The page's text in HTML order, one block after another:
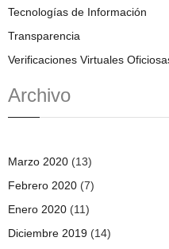
Tecnologías de Información
Transparencia
Verificaciones Virtuales
Archivo
Marzo 2020 (13)
Febrero 2020 (7)
Enero 2020 (11)
Diciembre 2019 (14)